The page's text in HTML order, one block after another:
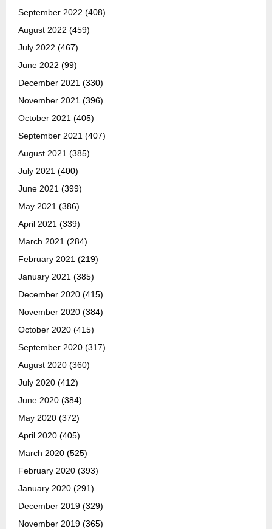
September 2022 (408)
August 2022 (459)
July 2022 (467)
June 2022 (99)
December 2021 (330)
November 2021 (396)
October 2021 (405)
September 2021 (407)
August 2021 (385)
July 2021 (400)
June 2021 (399)
May 2021 (386)
April 2021 (339)
March 2021 (284)
February 2021 (219)
January 2021 (385)
December 2020 (415)
November 2020 (384)
October 2020 (415)
September 2020 (317)
August 2020 (360)
July 2020 (412)
June 2020 (384)
May 2020 (372)
April 2020 (405)
March 2020 (525)
February 2020 (393)
January 2020 (291)
December 2019 (329)
November 2019 (365)